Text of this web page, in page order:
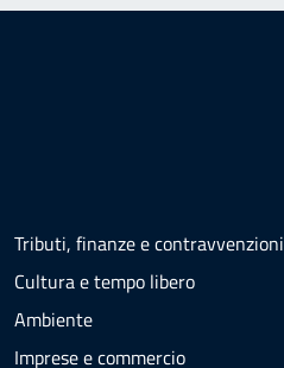
Tributi, finanze e contravvenzioni
Cultura e tempo libero
Ambiente
Imprese e commercio